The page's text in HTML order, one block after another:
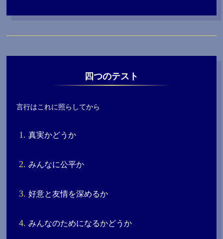
四つのテスト
言行はこれに照らしてから
真実かどうか
みんなに公平か
好意と友情を深めるか
みんなのためになるかどうか